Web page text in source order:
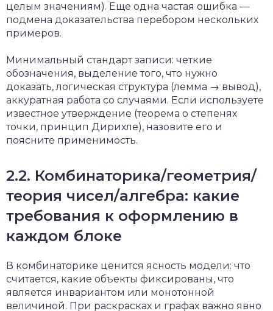
целым значениям). Еще одна частая ошибка —
подмена доказательства перебором нескольких
примеров.
Минимальный стандарт записи: четкие
обозначения, выделение того, что нужно
доказать, логическая структура (лемма → вывод),
аккуратная работа со случаями. Если используете
известное утверждение (теорема о степенях
точки, принцип Дирихле), назовите его и
поясните применимость.
2.2. Комбинаторика/геометрия/
теория чисел/алгебра: какие
требования к оформлению в
каждом блоке
В комбинаторике ценится ясность модели: что
считается, какие объекты фиксированы, что
является инвариантом или монотонной
величиной. При раскрасках и графах важно явно